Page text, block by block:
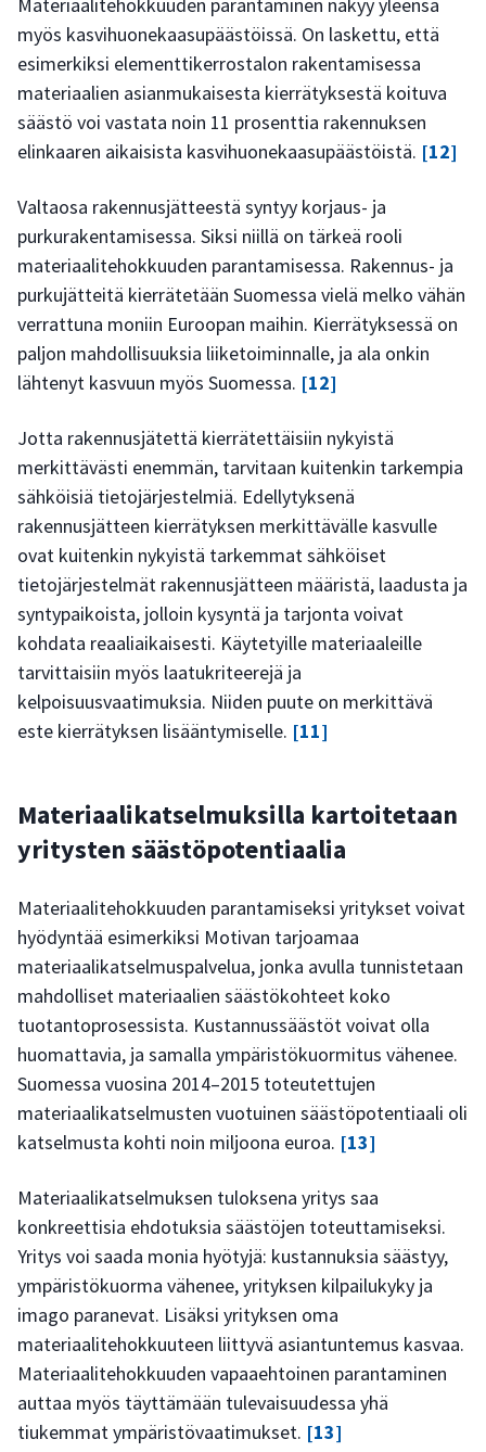
myös kasvihuonekaasupäästöissä. On laskettu, että
esimerkiksi elementtikerrostalon rakentamisessa
materiaalien asianmukaisesta kierrätyksestä koituva
säästö voi vastata noin 11 prosenttia rakennuksen
elinkaaren aikaisista kasvihuonekaasupäästöistä. [12]
Valtaosa rakennusjätteestä syntyy korjaus- ja
purkurakentamisessa. Siksi niillä on tärkeä rooli
materiaalitehokkuuden parantamisessa. Rakennus- ja
purkujätteitä kierrätetään Suomessa vielä melko vähän
verrattuna moniin Euroopan maihin. Kierrätyksessä on
paljon mahdollisuuksia liiketoiminnalle, ja ala onkin
lähtenyt kasvuun myös Suomessa. [12]
Jotta rakennusjätettä kierrätettäisiin nykyistä
merkittävästi enemmän, tarvitaan kuitenkin tarkempia
sähköisiä tietojärjestelmiä. Edellytyksenä
rakennusjätteen kierrätyksen merkittävälle kasvulle
ovat kuitenkin nykyistä tarkemmat sähköiset
tietojärjestelmät rakennusjätteen määristä, laadusta ja
syntypaikoista, jolloin kysyntä ja tarjonta voivat
kohdata reaaliaikaisesti. Käytetyille materiaaleille
tarvittaisiin myös laatukriteerejä ja
kelpoisuusvaatimuksia. Niiden puute on merkittävä
este kierrätyksen lisääntymiselle. [11]
Materiaalikatselmuksilla kartoitetaan
yritysten säästöpotentiaalia
Materiaalitehokkuuden parantamiseksi yritykset voivat
hyödyntää esimerkiksi Motivan tarjoamaa
materiaalikatselmuspalvelua, jonka avulla tunnistetaan
mahdolliset materiaalien säästökohteet koko
tuotantoprosessista. Kustannussäästöt voivat olla
huomattavia, ja samalla ympäristökuormitus vähenee.
Suomessa vuosina 2014–2015 toteutettujen
materiaalikatselmusten vuotuinen säästöpotentiaali oli
katselmusta kohti noin miljoona euroa. [13]
Materiaalikatselmuksen tuloksena yritys saa
konkreettisia ehdotuksia säästöjen toteuttamiseksi.
Yritys voi saada monia hyötyjä: kustannuksia säästyy,
ympäristökuorma vähenee, yrityksen kilpailukyky ja
imago paranevat. Lisäksi yrityksen oma
materiaalitehokkuuteen liittyvä asiantuntemus kasvaa.
Materiaalitehokkuuden vapaaehtoinen parantaminen
auttaa myös täyttämään tulevaisuudessa yhä
tiukemmat ympäristövaatimukset. [13]